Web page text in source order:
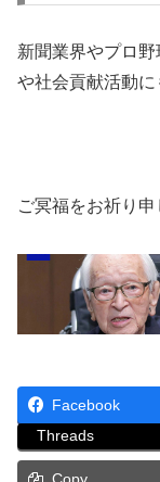
新聞業界やプロ
や社会貢献活動に
ご冥福をお祈り
Facebook
Threads
Copy